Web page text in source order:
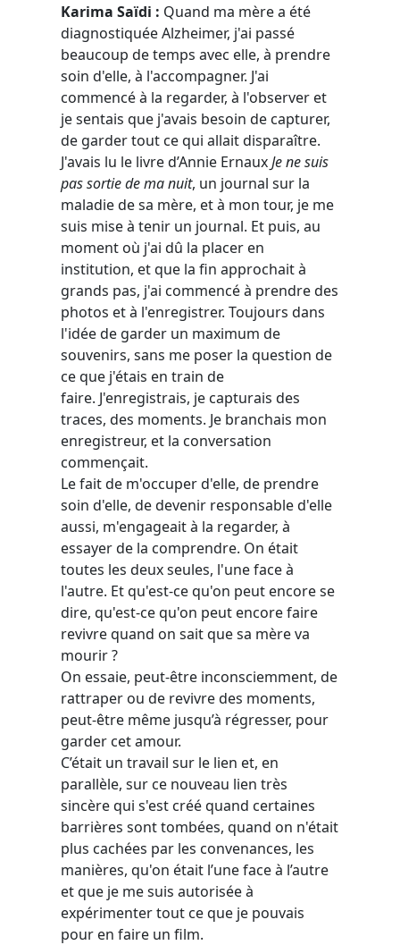
Karima Saïdi : Quand ma mère a été
diagnostiquée Alzheimer, j'ai passé
beaucoup de temps avec elle, à prendre
soin d'elle, à l'accompagner. J'ai
commencé à la regarder, à l'observer et
je sentais que j'avais besoin de capturer,
de garder tout ce qui allait disparaître.
J'avais lu le livre d’Annie ErnauxJe ne suis
pas sortie de ma nuit, un journal sur la
maladie de sa mère, et à mon tour, je me
suis mise à tenir un journal. Et puis, au
moment où j'ai dû la placer en
institution, et que la fin approchait à
grands pas, j'ai commencé à prendre des
photos et à l'enregistrer. Toujours dans
l'idée de garder un maximum de
souvenirs, sans me poser la question de
ce que j'étais en train de
faire. J'enregistrais, je capturais des
traces, des moments. Je branchais mon
enregistreur, et la conversation
commençait.
Le fait de m'occuper d'elle, de prendre
soin d'elle, de devenir responsable d'elle
aussi, m'engageait à la regarder, à
essayer de la comprendre. On était
toutes les deux seules, l'une face à
l'autre. Et qu'est-ce qu'on peut encore se
dire, qu'est-ce qu'on peut encore faire
revivre quand on sait que sa mère va
mourir ?
On essaie, peut-être inconsciemment, de
rattraper ou de revivre des moments,
peut-être même jusqu’à régresser, pour
garder cet amour.
C’était un travail sur le lien et, en
parallèle, sur ce nouveau lien très
sincère qui s'est créé quand certaines
barrières sont tombées, quand on n'était
plus cachées par les convenances, les
manières, qu'on était l’une face à l’autre
et que je me suis autorisée à
expérimenter tout ce que je pouvais
pour en faire un film.